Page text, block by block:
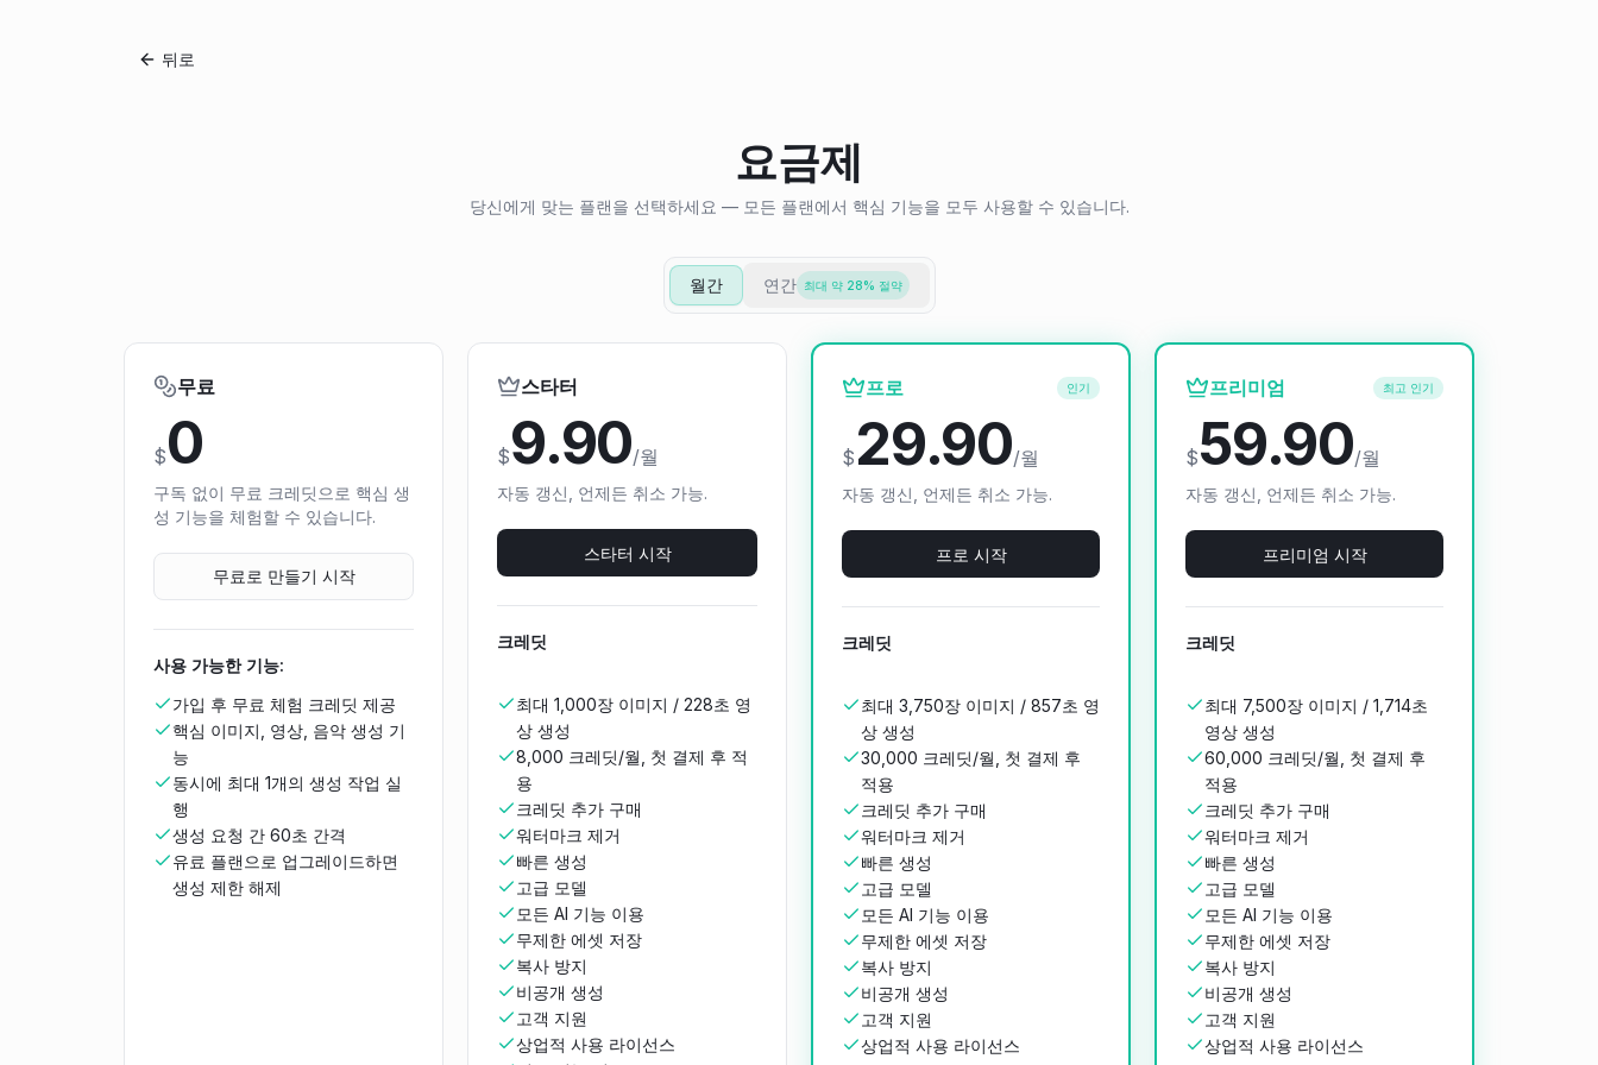
뒤로
요금제
당신에게 맞는 플랜을 선택하세요 — 모든 플랜에서 핵심 기능을 모두 사용할 수 있습니다.
월간 연간 최대 약 28% 절약
무료
$0
구독 없이 무료 크레딧으로 핵심 생
성 기능을 체험할 수 있습니다.
무료로 만들기 시작
사용 가능한 기능:
가입 후 무료 체험 크레딧 제공
핵심 이미지, 영상, 음악 생성 기
능
동시에 최대 1개의 생성 작업 실
행
생성 요청 간 60초 간격
유료 플랜으로 업그레이드하면
생성 제한 해제
스타터
$9.90/월
자동 갱신, 언제든 취소 가능.
스타터 시작
크레딧
최대 1,000장 이미지 / 228초 영
상 생성
8,000 크레딧/월, 첫 결제 후 적
용
크레딧 추가 구매
워터마크 제거
빠른 생성
고급 모델
모든 AI 기능 이용
무제한 에셋 저장
복사 방지
비공개 생성
고객 지원
상업적 사용 라이선스
프로 인기
$ 29.90/월
자동 갱신, 언제든 취소 가능.
프로 시작
크레딧
최대 3,750장 이미지 / 857초 영
상 생성
30,000 크레딧/월, 첫 결제 후
적용
크레딧 추가 구매
워터마크 제거
빠른 생성
고급 모델
모든 AI 기능 이용
무제한 에셋 저장
복사 방지
비공개 생성
고객 지원
상업적 사용 라이선스
프리미엄 최고 인기
$59.90/월
자동 갱신, 언제든 취소 가능.
프리미엄 시작
크레딧
최대 7,500장 이미지 / 1,714초
영상 생성
60,000 크레딧/월, 첫 결제 후
적용
크레딧 추가 구매
워터마크 제거
빠른 생성
고급 모델
모든 AI 기능 이용
무제한 에셋 저장
복사 방지
비공개 생성
고객 지원
상업적 사용 라이선스